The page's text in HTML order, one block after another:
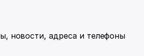
новости, адреса и телефоны